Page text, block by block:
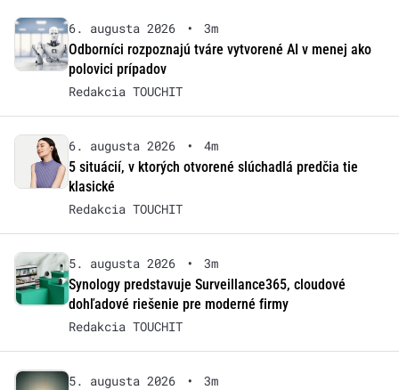
6. augusta 2026 •
3m
Odborníci rozpoznajú tváre vytvorené AI v menej ako
polovici prípadov
Redakcia TOUCHIT
6. augusta 2026 •
4m
5 situácií, v ktorých otvorené slúchadlá predčia tie
klasické
Redakcia TOUCHIT
5. augusta 2026 •
3m
Synology predstavuje Surveillance365, cloudové
dohľadové riešenie pre moderné firmy
Redakcia TOUCHIT
5. augusta 2026 •
3m